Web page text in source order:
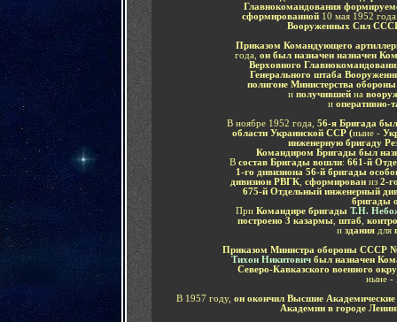
Главнокомандования
сформированной 10 мая 1952 года
Вооруженных Сил
Приказом Командующего
года, он был назначен назначен
Верховного
Генерального штаба
полигоне Министерства
и получившей на
и оперативно-
В ноябре 1952 года, 56-я Бригада
области Украинской ССР (ныне -
инженерную бригаду
Командиром Бригады был
В состав Бригады вошли: 661-й
1-го дивизиона 56-й бригады
дивизион РВГК сформирован из 2-
675-й Отдельный инженерный
бригады
При Командире бригадыТ.Н.
построено 3 казармы штаб
и здания для
Приказом Министра обороны СССР
Тихон Никитович был назначен
Северо-Кавказского военного
ныне -
В 1957 году, он окончил Высшие Академические
Академии в городе